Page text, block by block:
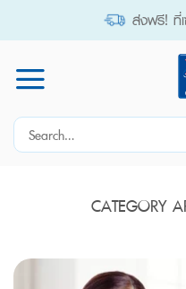
ส่งฟรี! ที่เ
Search
CATEGORY